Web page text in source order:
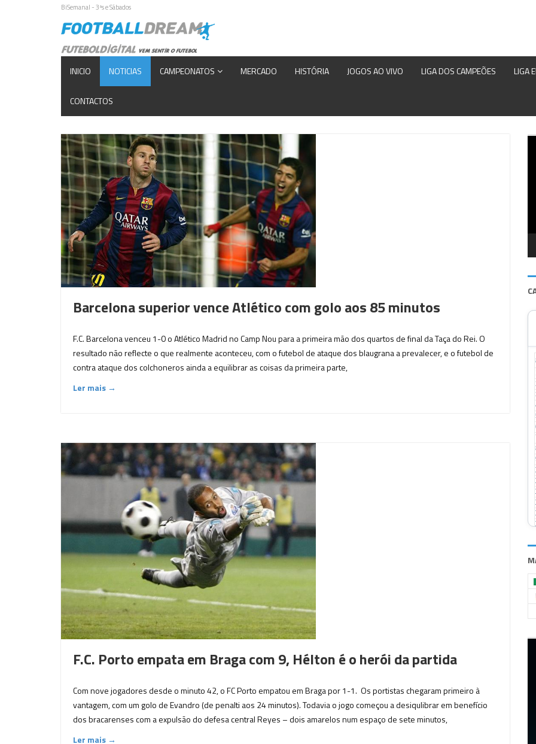
BiSemanal - 3ªs e Sábados
INICIO NOTICIAS CAMPEONATOS MERCADO HISTÓRIA JOGOS AO VIVO LIGA DOS CAMPEÕES LIGA
CONTACTOS
Barcelona superior vence Atlético com golo aos 85 minutos
F.C. Barcelona venceu 1-0 o Atlético Madrid no Camp Nou para a primeira mão dos quartos de final da Taça do Rei. O
resultado não reflecte o que realmente aconteceu, com o futebol de ataque dos blaugrana a prevalecer, e o futebol de
contra ataque dos colchoneros ainda a equilibrar as coisas da primeira parte,
Ler mais →
F.C. Porto empata em Braga com 9, Hélton é o herói da partida
Com nove jogadores desde o minuto 42, o FC Porto empatou em Braga por 1-1. Os portistas chegaram primeiro à
vantagem, com um golo de Evandro (de penalti aos 24 minutos). Todavia o jogo começou a desiqulibrar em benefício
dos bracarenses com a expulsão do defesa central Reyes – dois amarelos num espaço de sete minutos,
Ler mais →